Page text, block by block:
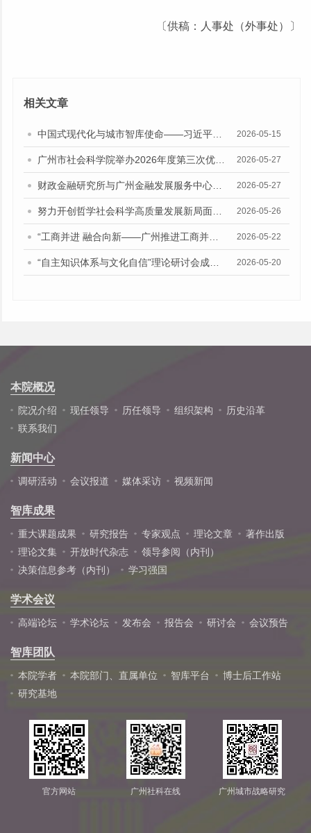
〔供稿：人事处（外事处）〕
相关文章
中国式现代化与城市智库使命——习近平总书记“5·17”重要讲话发表十周年专题研讨会召开 2026-05-15
广州市社会科学院举办2026年度第三次优秀成果经验交流会 2026-05-27
财政金融研究所与广州金融发展服务中心座谈交流 2026-05-27
努力开创哲学社会科学高质量发展新局面——院中心组召开习近平总书记“5·17”重要讲话精神专题学习会 2026-05-26
“工商并进 融合向新——广州推进工商并举、两业融合招商引资专题研讨会”在广州市社会科学院召开 2026-05-22
“自主知识体系与文化自信”理论研讨会成功举办 2026-05-20
本院概况
院况介绍 现任领导 历任领导 组织架构
历史沿革
联系我们
新闻中心
调研活动 会议报道 媒体采访 视频新闻
智库成果
重大课题成果 研究报告 专家观点 理论文章
著作出版
理论文集
开放时代杂志
领导参阅（内刊）
决策信息参考（内刊）
学习强国
学术会议
高端论坛 学术论坛 发布会 报告会 研讨会 会议预告
智库团队
本院学者 本院部门、直属单位 智库平台
博士后工作站
研究基地
官方网站 广州社科在线 广州城市战略研究